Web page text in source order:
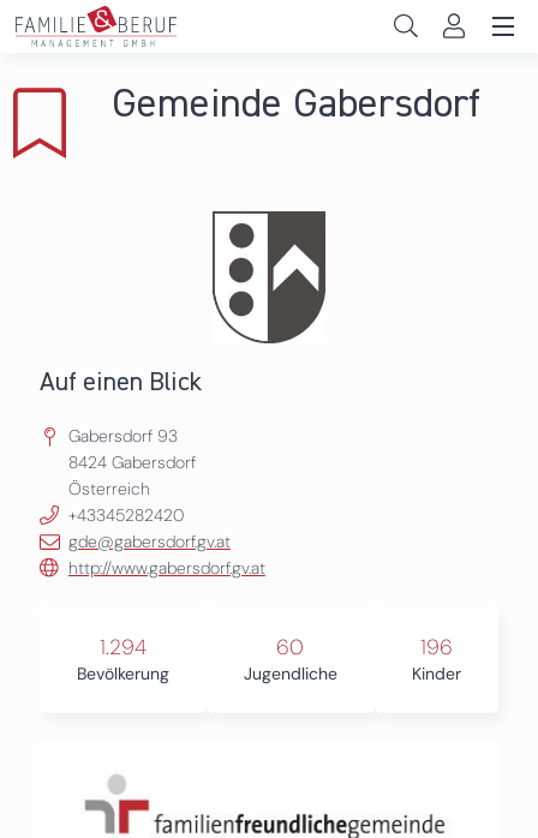
Direkt zum Inhalt
Gemeinden
Gemeinde Gabersdorf
Auf einen Blick
Gabersdorf 93
8424 Gabersdorf
Österreich
+43345282420
gde@gabersdorf.gv.at
http://www.gabersdorf.gv.at
1.294
Bevölkerung
60
Jugendliche
196
Kinder